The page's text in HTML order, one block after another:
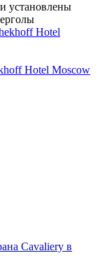
установлены
Hotel Moscow